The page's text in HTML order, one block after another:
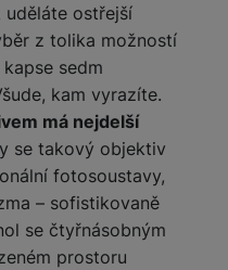
uděláte ostřejší
z tolika možností
sedm
kam vyrazíte.
má nejdelší
se takový objektiv
fotosoustavy,
– sofistikovaně
se čtyřnásobným
prostoru